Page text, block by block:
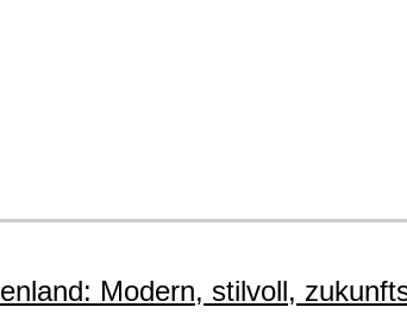
Modern, stilvoll,